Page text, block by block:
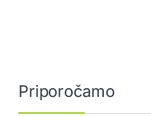
Priporočamo